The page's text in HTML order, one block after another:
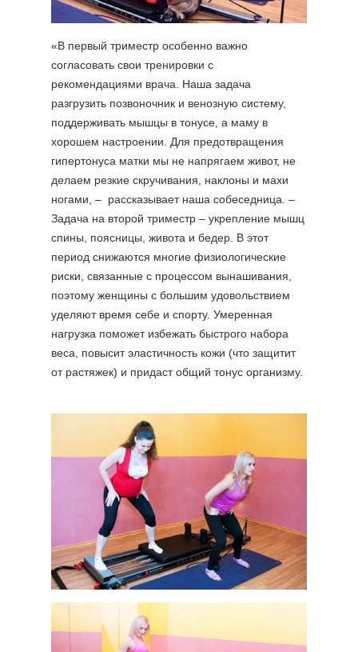
«В первый триместр особенно важно
согласовать свои тренировки с
рекомендациями врача. Наша задача
разгрузить позвоночник и венозную систему,
поддерживать мышцы в тонусе, а маму в
хорошем настроении. Для предотвращения
гипертонуса матки мы не напрягаем живот, не
делаем резкие скручивания, наклоны и махи
ногами, – рассказывает наша собеседница. –
Задача на второй триместр – укрепление мышц
спины, поясницы, живота и бедер. В этот
период снижаются многие физиологические
риски, связанные с процессом вынашивания,
поэтому женщины с большим удовольствием
уделяют время себе и спорту. Умеренная
нагрузка поможет избежать быстрого набора
веса, повысит эластичность кожи (что защитит
от растяжек) и придаст общий тонус организму.